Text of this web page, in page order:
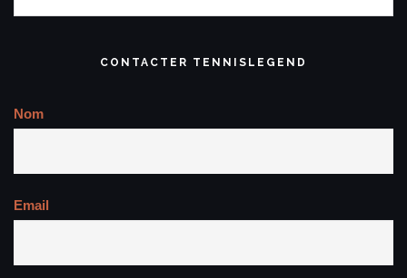
CONTACTER TENNISLEGEND
Nom
Email